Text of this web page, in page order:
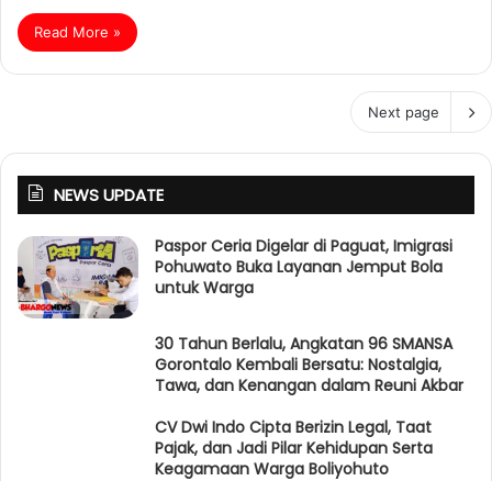
Read More »
Next page
NEWS UPDATE
Paspor Ceria Digelar di Paguat, Imigrasi
Pohuwato Buka Layanan Jemput Bola
untuk Warga
30 Tahun Berlalu, Angkatan 96 SMANSA
Gorontalo Kembali Bersatu: Nostalgia,
Tawa, dan Kenangan dalam Reuni Akbar
CV Dwi Indo Cipta Berizin Legal, Taat
Pajak, dan Jadi Pilar Kehidupan Serta
Keagamaan Warga Boliyohuto